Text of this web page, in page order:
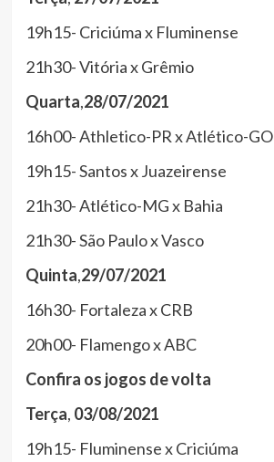
19h15- Criciúma x Fluminense
21h30- Vitória x Grêmio
Quarta,28/07/2021
16h00- Athletico-PR x Atlético-GO
19h15- Santos x Juazeirense
21h30- Atlético-MG x Bahia
21h30- São Paulo x Vasco
Quinta,29/07/2021
16h30- Fortaleza x CRB
20h00- Flamengo x ABC
Confira os jogos devolta
Terça, 03/08/2021
19h15- Fluminense x Criciúma